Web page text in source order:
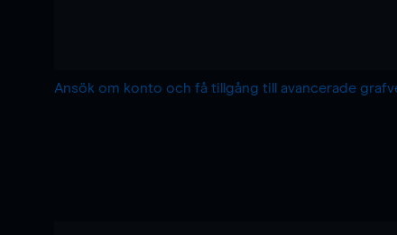
Ansök om konto och få tillgång till avancerade